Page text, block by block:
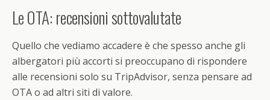
Le OTA: recensioni sottovalutate
Quello che vediamo accadere è che spesso anche gli
albergatori più accorti si preoccupano di rispondere
alle recensioni solo su TripAdvisor, senza pensare ad
OTA o ad altri siti di valore.